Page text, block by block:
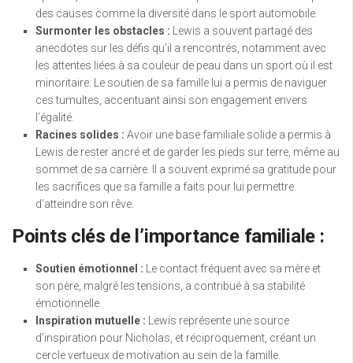
des causes comme la diversité dans le sport automobile.
Surmonter les obstacles : Lewis a souvent partagé des
anecdotes sur les défis qu’il a rencontrés, notamment avec
les attentes liées à sa couleur de peau dans un sport où il est
minoritaire. Le soutien de sa famille lui a permis de naviguer
ces tumultes, accentuant ainsi son engagement envers
l’égalité.
Racines solides : Avoir une base familiale solide a permis à
Lewis de rester ancré et de garder les pieds sur terre, même au
sommet de sa carrière. Il a souvent exprimé sa gratitude pour
les sacrifices que sa famille a faits pour lui permettre
d’atteindre son rêve.
Points clés de l’importance familiale :
Soutien émotionnel : Le contact fréquent avec sa mère et
son père, malgré les tensions, a contribué à sa stabilité
émotionnelle.
Inspiration mutuelle : Lewis représente une source
d’inspiration pour Nicholas, et réciproquement, créant un
cercle vertueux de motivation au sein de la famille.